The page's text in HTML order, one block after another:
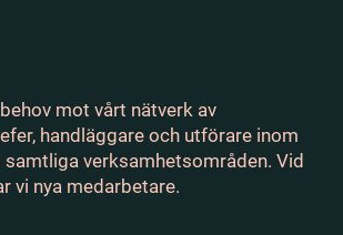
mot vårt nätverk av
handläggare och utförare inom
verksamhetsområden. Vid
vi nya medarbetare.